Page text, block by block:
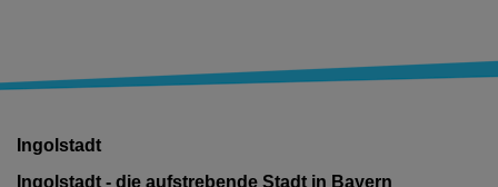
Ingolstadt
Ingolstadt - die aufstrebende Stadt in Bayern